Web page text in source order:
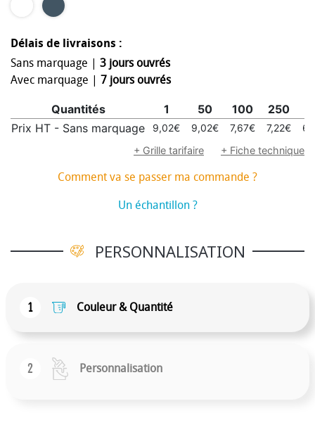
design ergonomique pour une prise en main
l’élégance à toute cuisine ou café.
Délais de livraisons :
Sans marquage | 3 jours ouvrés
Avec marquage | 7 jours ouvrés
Quantités 1 50 100 250
Prix HT - Sans marquage
9,02€ 9,02€ 7,67€ 7,22€
+ Grille tarifaire
+ Fiche technique
Comment va se passer ma commande ?
Un échantillon ?
PERSONNALISATION
1 Couleur & Quantité
2 Personnalisation